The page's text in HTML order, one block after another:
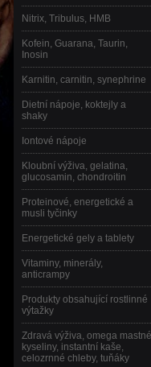
Nitrix, Tribulus, HMB
Kofein, Guarana, Taurin,
Inosin
Karnitin, carnitin, synephrine
Dietní nápoje, koktejly a
shaky
Iontové nápoje
Kloubní výživa, gelatina,
glucosamin, chondroitin
Proteinové, energetické a
musli tyčinky
Energetické gely a tablety
Vitaminy, minerály,
anticrampy
Produkty obsahující rostlinné
výtažky
Zdravá výživa, omega mastné
kyseliny, instantní kaše,
celozrnné chleby, tuňáky